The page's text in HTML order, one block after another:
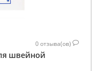
0отзыва(ов)
швейной